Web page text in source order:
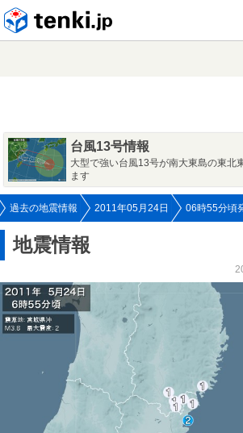
台風13号情報
大型で強い台風13号が南大東島の東北
ます
過去の地震情報 2011年05月24日 06時55分頃
地震情報